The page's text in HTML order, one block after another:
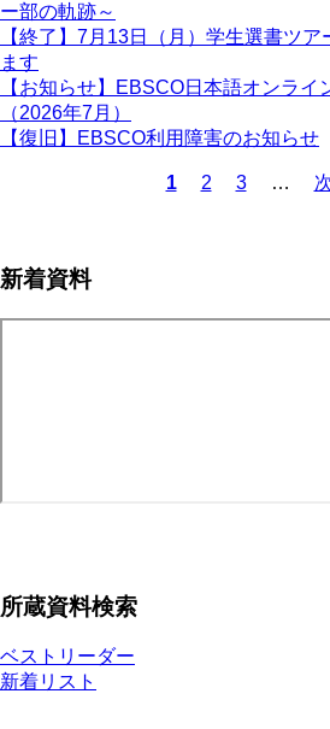
ー部の軌跡～
【終了】7月13日（月）学生選書ツ
ます
【お知らせ】EBSCO日本語オンライ
（2026年7月）
【復旧】EBSCO利用障害のお知らせ
送
カ
1
ペ
2
ペ
3 …
新着資料
所蔵資料検索
ベストリーダー
新着リスト